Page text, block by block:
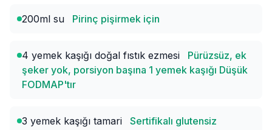
200ml su Pirinç pişirmek için
4 yemek kaşığı doğal fıstık ezmesi
Pürüzsüz, ek
şeker yok, porsiyon başına 1 yemek kaşığı Düşük
FODMAP'tır
3 yemek kaşığı tamari
Sertifikalı glutensiz